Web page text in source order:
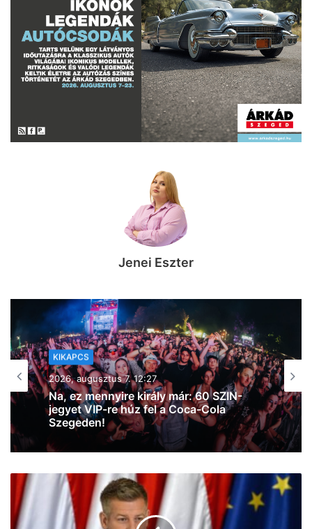
Jenei Eszter
KIKAPCS
2026, augusztus 7. 11:53
Szeged365 Kikapcs: fergeteges bulik,
borkóstoló, Wicked Week, oldtimerek az
Árkádban, kosárbajnokság és
egészségnap – mutatjuk a hétvége
legextrább programjait a Napfény
Városában!